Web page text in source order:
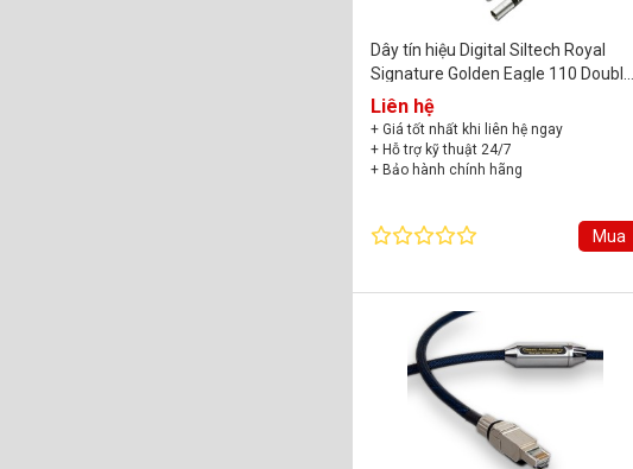
Dây tín hiệu Digital Siltech Royal
Signature Golden Eagle 110 Double
Crown (XLR)
Liên hệ
+ Giá tốt nhất khi liên hệ ngay
+ Hỗ trợ kỹ thuật 24/7
+ Bảo hành chính hãng
Mua